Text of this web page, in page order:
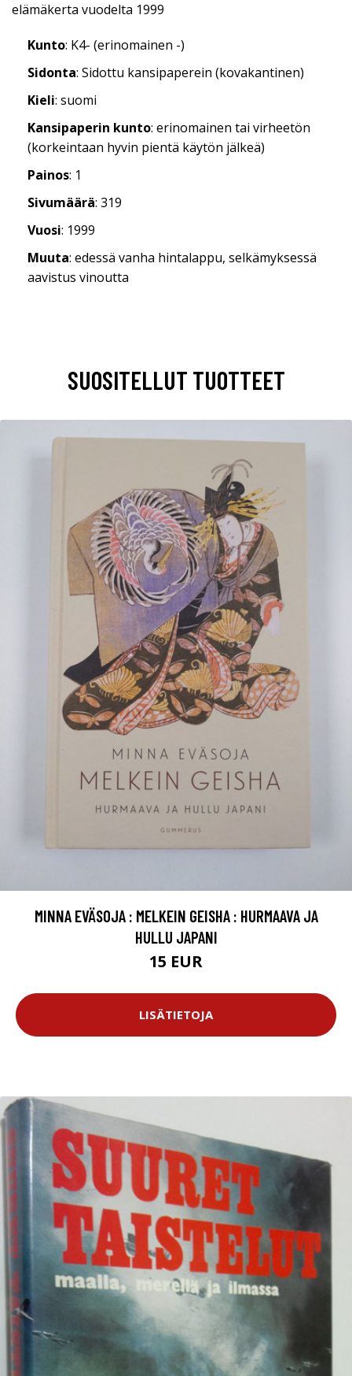
elämäkerta vuodelta 1999
Kunto: K4- (erinomainen -)
Sidonta: Sidottu kansipaperein (kovakantinen)
Kieli: suomi
Kansipaperin kunto: erinomainen tai virheetön
(korkeintaan hyvin pientä käytön jälkeä)
Painos: 1
Sivumäärä: 319
Vuosi: 1999
Muuta: edessä vanha hintalappu, selkämyksessä
aavistus vinoutta
SUOSITELLUT TUOTTEET
MINNA EVÄSOJA : MELKEIN GEISHA : HURMAAVA JA
HULLU JAPANI
15 EUR
LISÄTIETOJA